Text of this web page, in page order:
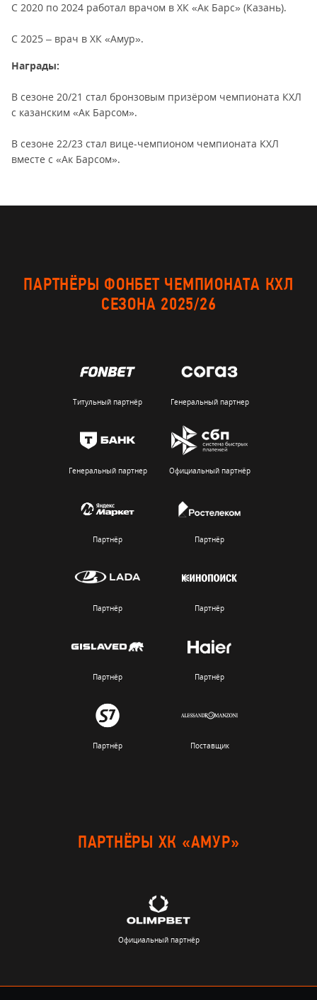
С 2020 по 2024 работал врачом в ХК «Ак Барс» (Казань).
С 2025 – врач в ХК «Амур».
Награды:
В сезоне 20/21 стал бронзовым призёром чемпионата КХЛ
с казанским «Ак Барсом».
В сезоне 22/23 стал вице-чемпионом чемпионата КХЛ
вместе с «Ак Барсом».
ПАРТНЁРЫ ФОНБЕТ ЧЕМПИОНАТА КХЛ
СЕЗОНА 2025/26
Титульный партнёр Генеральный партнер
Генеральный партнер Официальный партнёр
Партнёр Партнёр
Партнёр Партнёр
Партнёр Партнёр
Партнёр Поставщик
ПАРТНЁРЫ ХК «АМУР»
Официальный партнёр